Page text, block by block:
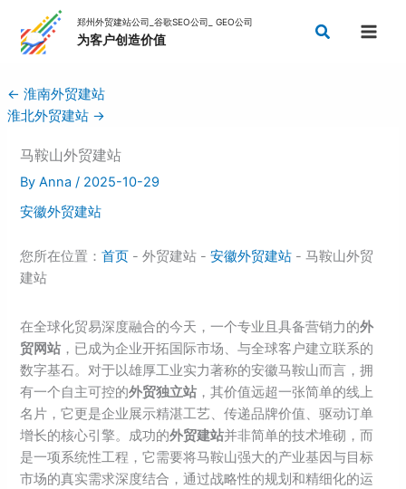
content
Search
← 淮南外贸建站
淮北外贸建站 →
马鞍山外贸建站
ByAnna/ 2025-10-29
安徽外贸建站
您所在位置：首页 - 外贸建站 -安徽外贸建站 - 马鞍山外贸
建站
在全球化贸易深度融合的今天，一个专业且具备营销力的外
贸网站 ，已成为企业开拓国际市场、与全球客户建立联系的
数字基石。对于以雄厚工业实力著称的安徽马鞍山而言，拥
有一个自主可控的外贸独立站 ，其价值远超一张简单的线上
名片，它更是企业展示精湛工艺、传递品牌价值、驱动订单
增长的核心引擎。成功的外贸建站并非简单的技术堆砌，而
是一项系统性工程，它需要将马鞍山强大的产业基因与目标
市场的真实需求深度结合，通过战略性的规划和精细化的运